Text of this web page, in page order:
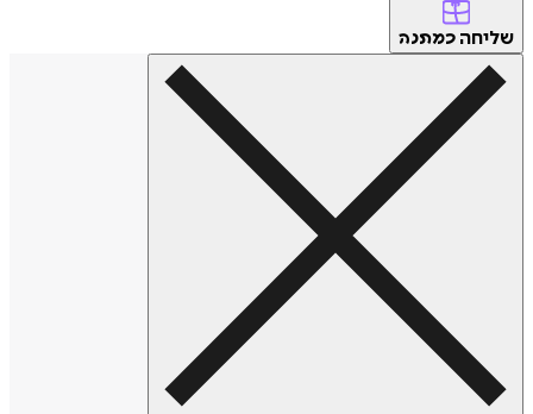
שליחה כמתנה